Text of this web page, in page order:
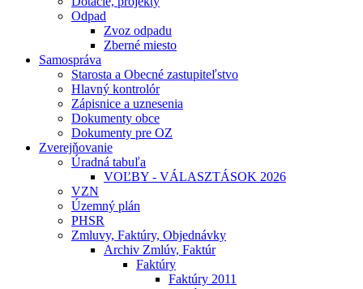
Odpad
Zvoz odpadu
Zberné miesto
Samospráva
Starosta a Obecné zastupiteľstvo
Hlavný kontrolór
Zápisnice a uznesenia
Dokumenty obce
Dokumenty pre OZ
Zverejňovanie
Úradná tabuľa
VOĽBY - VÁLASZTÁSOK 2026
VZN
Územný plán
PHSR
Zmluvy, Faktúry, Objednávky
Archiv Zmlúv, Faktúr
Faktúry
Faktúry 2011